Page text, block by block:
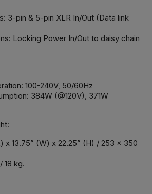
3-pin & 5-pin XLR In/Out (Data link
Locking Power In/Out to daisy chain
100-240V, 50/60Hz
384W (@120V), 371W
x 13.75” (W) x 22.25” (H) / 253 x 350
18 kg.